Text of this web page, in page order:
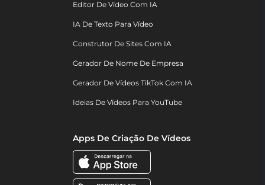
Editor De Vídeo Com IA
IA De Texto Para Vídeo
Construtor De Sites Com IA
Gerador De Nome De Empresa
Gerador De Vídeos TikTok Com IA
Ideias De Vídeos Para YouTube
Apps De Criação De Vídeos